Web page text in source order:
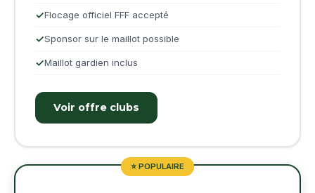
Flocage officiel FFF accepté
Sponsor sur le maillot possible
Maillot gardien inclus
Voir offre clubs
⭐ POPULAIRE